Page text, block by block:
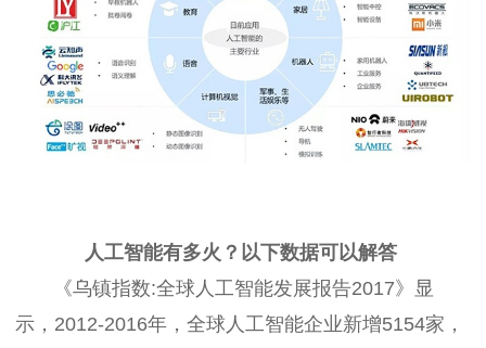
人工智能有多火？以下数据可以解答
《乌镇指数:全球人工智能发展报告2017》显
示，2012-2016年，全球人工智能企业新增5154家，